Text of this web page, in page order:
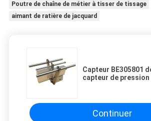
Poutre de chaîne de métier à tisser de tissage
aimant de ratière de jacquard
Capteur BE305801
capteur de pression
à tisser de tissage
tisser
Continuer